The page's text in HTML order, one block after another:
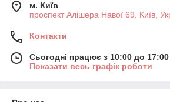
м. Київ
проспект Алішера Навої 69, Київ,
Контакти
Сьогодні працює з 10:00 до 17:00
Показати весь графік роботи